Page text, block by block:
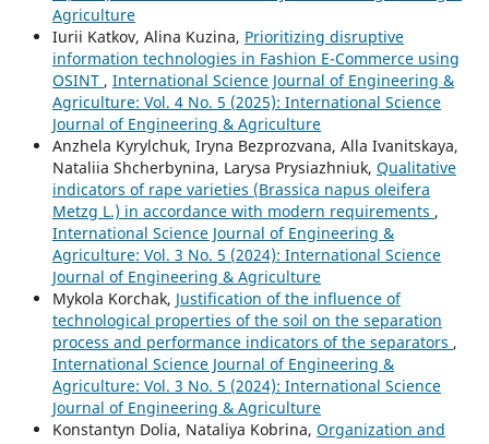
Agriculture
Iurii Katkov, Alina Kuzina, Prioritizing disruptive
information technologies in Fashion E-Commerce using
OSINT , International Science Journal of Engineering &
Agriculture: Vol. 4 No. 5 (2025): International Science
Journal of Engineering & Agriculture
Anzhela Kyrylchuk, Iryna Bezprozvana, Alla Ivanitskaya,
Nataliia Shcherbynina, Larysa Prysiazhniuk, Qualitative
indicators of rape varieties (Brassica napus oleifera
Metzg L.) in accordance with modern requirements ,
International Science Journal of Engineering &
Agriculture: Vol. 3 No. 5 (2024): International Science
Journal of Engineering & Agriculture
Mykola Korchak, Justification of the influence of
technological properties of the soil on the separation
process and performance indicators of the separators ,
International Science Journal of Engineering &
Agriculture: Vol. 3 No. 5 (2024): International Science
Journal of Engineering & Agriculture
Konstantyn Dolia, Nataliya Kobrina, Organization and